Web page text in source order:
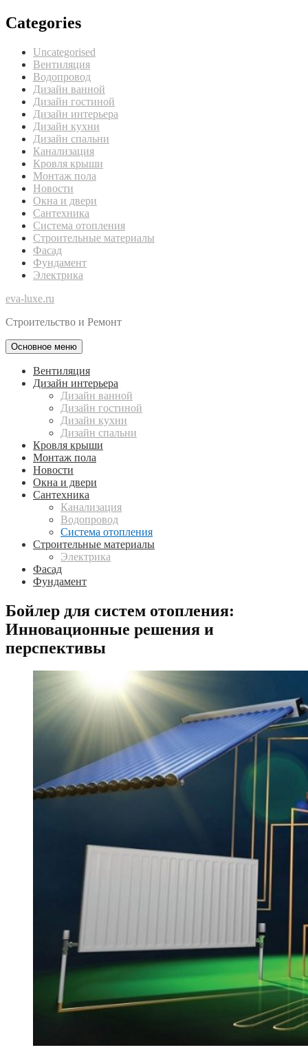
Categories
Uncategorised
Вентиляция
Водопровод
Дизайн ванной
Дизайн гостиной
Дизайн интерьера
Дизайн кухни
Дизайн спальни
Канализация
Кровля крыши
Монтаж пола
Новости
Окна и двери
Сантехника
Система отопления
Строительные материалы
Фасад
Фундамент
Электрика
eva-luxe.ru
Строительство и Ремонт
Основное меню
Вентиляция
Дизайн интерьера
Дизайн ванной
Дизайн гостиной
Дизайн кухни
Дизайн спальни
Кровля крыши
Монтаж пола
Новости
Окна и двери
Сантехника
Канализация
Водопровод
Система отопления
Строительные материалы
Электрика
Фасад
Фундамент
Бойлер для систем отопления:
Инновационные решения и
перспективы